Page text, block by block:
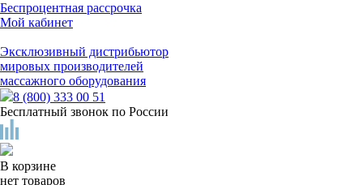
Беспроцентная рассрочка
Мой кабинет
Эксклюзивный дистрибьютор
мировых производителей
массажного оборудования
8 (800) 333 00 51
Бесплатный звонок по России
В корзине
нет товаров